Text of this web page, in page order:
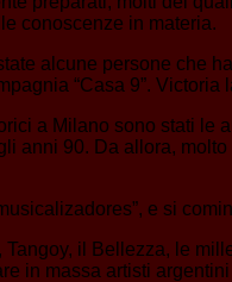
conoscenze in materia.
alcune persone che
“Casa 9”.
a Milano sono stati le
anni 90. Da allora,
e si
Tangoy, il Bellezza, le
in massa artisti